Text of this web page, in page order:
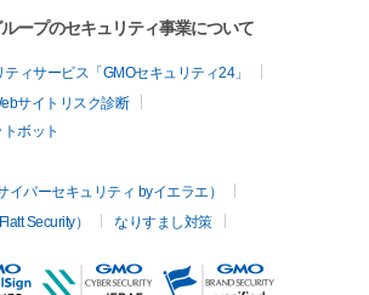
ープのセキュリティ事業について
ィサービス「GMOセキュリティ24」
サイトリスク診断
ボット
バーセキュリティ byイエラエ）
Security）
なりすまし対策